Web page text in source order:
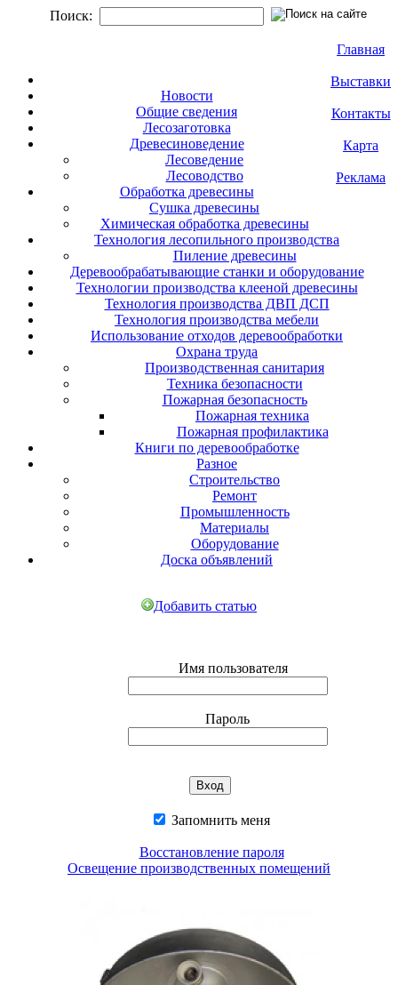
Поиск:
Главная
Выставки
Контакты
Карта
Реклама
Новости
Общие сведения
Лесозаготовка
Древесиноведение
Лесоведение
Лесоводство
Обработка древесины
Сушка древесины
Химическая обработка древесины
Технология лесопильного производства
Пиление древесины
Деревообрабатывающие станки и оборудование
Технологии производства клееной древесины
Технология производства ДВП ДСП
Технология производства мебели
Использование отходов деревообработки
Охрана труда
Производственная санитария
Техника безопасности
Пожарная безопасность
Пожарная техника
Пожарная профилактика
Книги по деревообработке
Разное
Строительство
Ремонт
Промышленность
Материалы
Оборудование
Доска объявлений
Добавить статью
Имя пользователя
Пароль
Запомнить меня
Восстановление пароля
Освещение производственных помещений